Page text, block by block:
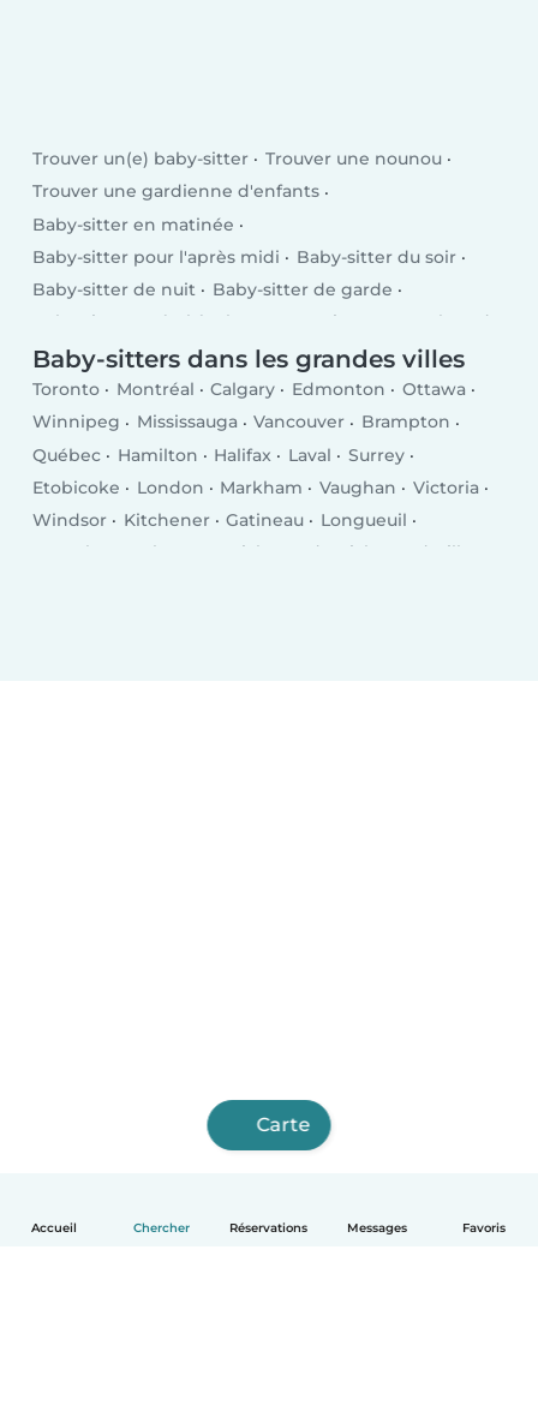
Accueil Chercher Réservations Messages Favoris
Trouver un(e) baby-sitter
Trouver une nounou
Trouver une gardienne d'enfants
Baby-sitter en matinée
Baby-sitter pour l'après midi
Baby-sitter du soir
Baby-sitter de nuit
Baby-sitter de garde
Baby-sitter après l'école
En semaine Le week-end
Baby-sitters dans les grandes villes
Toronto Montréal Calgary Edmonton
Ottawa
Winnipeg
Mississauga Vancouver
Brampton
Québec
Hamilton Halifax Laval
Surrey
Etobicoke
London Markham Vaughan
Victoria
Windsor
Kitchener Gatineau
Longueuil
Burnaby
Saskatoon Richmond
Richmond Hill
Carte